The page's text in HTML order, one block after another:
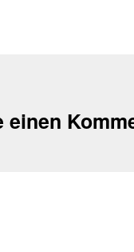
einen